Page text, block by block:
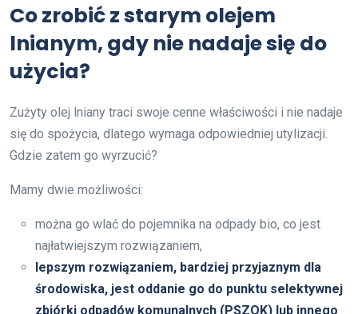
Co zrobić z starym olejem
lnianym, gdy nie nadaje się do
użycia?
Zużyty olej lniany traci swoje cenne właściwości i nie nadaje
się do spożycia, dlatego wymaga odpowiedniej utylizacji.
Gdzie zatem go wyrzucić?
Mamy dwie możliwości:
można go wlać do pojemnika na odpady bio, co jest
najłatwiejszym rozwiązaniem,
lepszym rozwiązaniem, bardziej przyjaznym dla
środowiska, jest oddanie go do punktu selektywnej
zbiórki odpadów komunalnych (PSZOK) lub innego